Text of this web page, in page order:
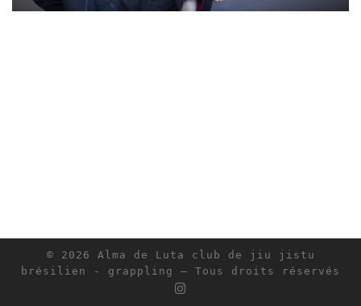
© 2026 Alma de Luta club de jiu jistu
brésilien - grappling
– Tous droits réservés